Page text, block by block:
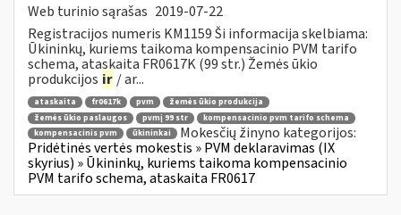
Web turinio sąrašas 2019-07-22
Registracijos numeris KM1159 Ši informacija skelbiama:
Ūkininkų, kuriems taikoma kompensacinio PVM tarifo
schema, ataskaita FR0617K (99 str.) Žemės ūkio
produkcijos ir / ar...
ataskaita fr0617k pvm
žemės ūkio produkcija
žemės ūkio paslaugos
pvmį 99 str
kompensacinio pvm tarifo schema
kompensacinis pvm
ūkininkai
Mokesčių žinyno kategorijos:
Pridėtinės vertės mokestis » PVM deklaravimas (IX
skyrius) » Ūkininkų, kuriems taikoma kompensacinio
PVM tarifo schema, ataskaita FR0617